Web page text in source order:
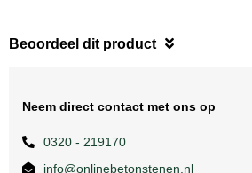
Beoordeel dit product
Neem direct contact met ons op
0320 - 219170
info@onlinebetonstenen.nl